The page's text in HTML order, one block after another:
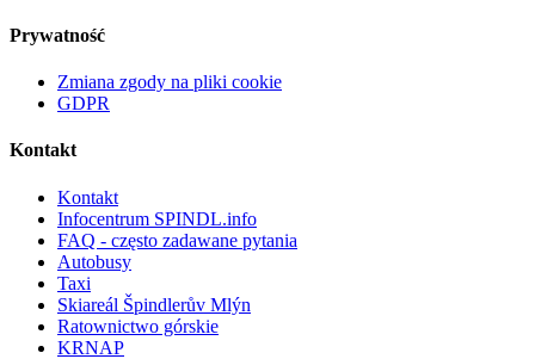
Prywatność
Zmiana zgody na pliki cookie
GDPR
Kontakt
Kontakt
Infocentrum SPINDL.info
FAQ - często zadawane pytania
Autobusy
Taxi
Skiareál Špindlerův Mlýn
Ratownictwo górskie
KRNAP